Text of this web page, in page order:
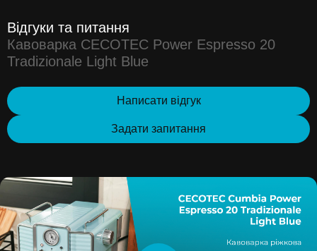
Відгуки та питання
Кавоварка CECOTEC Power Espresso 20
Tradizionale Light Blue
Написати відгук
Задати запитання